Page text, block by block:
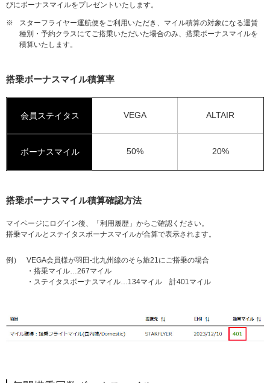
びにボーナスマイルをプレゼントいたします。
※
スターフライヤー運航便をご利用いただき、マイル積算の対象になる運賃
種別・予約クラスにてご搭乗いただいた場合のみ、搭乗ボーナスマイルを
積算いたします。
搭乗ボーナスマイル積算率
会員ステイタス VEGA ALTAIR
ボーナスマイル 50% 20%
搭乗ボーナスマイル積算確認方法
マイページにログイン後、「利用履歴」からご確認ください。
搭乗マイルとステイタスボーナスマイルが合算で表示されます。
例）
VEGA会員様が羽田-北九州線のそら旅21にご搭乗の場合
・搭乗マイル…267マイル
・ステイタスボーナスマイル…134マイル 計401マイル